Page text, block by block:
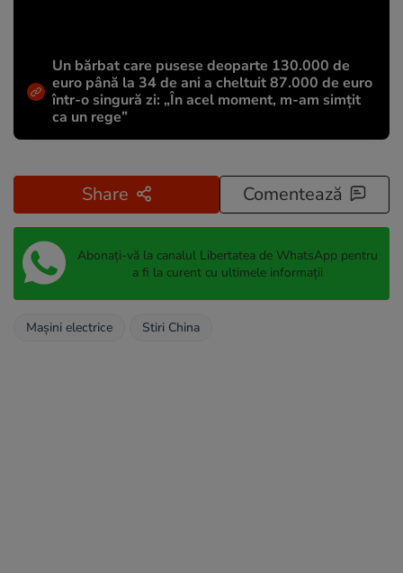
Un bărbat care pusese deoparte 130.000 de
euro până la 34 de ani a cheltuit 87.000 de euro
într-o singură zi: „În acel moment, m-am simțit
ca un rege”
Share Comentează
Abonați-vă la canalul Libertatea de WhatsApp pentru
a fi la curent cu ultimele informații
Mașini electrice Stiri China